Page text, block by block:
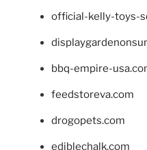
official-kelly-toys-
bbq-empire-
feedstoreva.com
drogopets.com
ediblechalk.com